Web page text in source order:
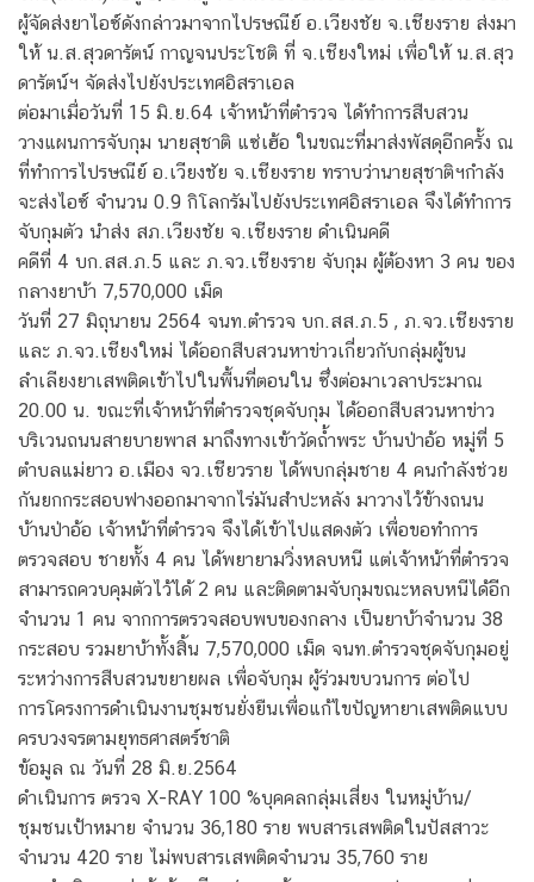
ผู้จัดส่งยาไอซ์ดังกล่าวมาจากไปรษณีย์ อ.เวียงชัย จ.เชียงราย ส่งมา
ให้ น.ส.สุวดารัตน์ กาญจนประโชติ ที่ จ.เชียงใหม่ เพื่อให้ น.ส.สุว
ดารัตน์ฯ จัดส่งไปยังประเทศอิสราเอล
ต่อมาเมื่อวันที่ 15 มิ.ย.64 เจ้าหน้าที่ตำรวจ ได้ทำการสืบสวน
วางแผนการจับกุม นายสุชาติ แซ่เฮ้อ ในขณะที่มาส่งพัสดุอีกครั้ง ณ
ที่ทำการไปรษณีย์ อ.เวียงชัย จ.เชียงราย ทราบว่านายสุชาติฯกำลัง
จะส่งไอซ์ จำนวน 0.9 กิโลกรัมไปยังประเทศอิสราเอล จึงได้ทำการ
จับกุมตัว นำส่ง สภ.เวียงชัย จ.เชียงราย ดำเนินคดี
คดีที่ 4 บก.สส.ภ.5 และ ภ.จว.เชียงราย จับกุม ผู้ต้องหา 3 คน ของ
กลางยาบ้า 7,570,000 เม็ด
วันที่ 27 มิถุนายน 2564 จนท.ตำรวจ บก.สส.ภ.5 , ภ.จว.เชียงราย
และ ภ.จว.เชียงใหม่ ได้ออกสืบสวนหาข่าวเกี่ยวกับกลุ่มผู้ขน
ลำเลียงยาเสพติดเข้าไปในพื้นที่ตอนใน ซึ่งต่อมาเวลาประมาณ
20.00 น. ขณะที่เจ้าหน้าที่ตำรวจชุดจับกุม ได้ออกสืบสวนหาข่าว
บริเวนถนนสายบายพาส มาถึงทางเข้าวัดถ้ำพระ บ้านป่าอ้อ หมู่ที่ 5
ตำบลแม่ยาว อ.เมือง จว.เชียวราย ได้พบกลุ่มชาย 4 คนกำลังช่วย
กันยกกระสอบฟางออกมาจากไร่มันสำปะหลัง มาวางไว้ข้างถนน
บ้านป่าอ้อ เจ้าหน้าที่ตำรวจ จึงได้เข้าไปแสดงตัว เพื่อขอทำการ
ตรวจสอบ ชายทั้ง 4 คน ได้พยายามวิ่งหลบหนี แต่เจ้าหน้าที่ตำรวจ
สามารถควบคุมตัวไว้ได้ 2 คน และติดตามจับกุมขณะหลบหนีได้อีก
จำนวน 1 คน จากการตรวจสอบพบของกลาง เป็นยาบ้าจำนวน 38
กระสอบ รวมยาบ้าทั้งสิ้น 7,570,000 เม็ด จนท.ตำรวจชุดจับกุมอยู่
ระหว่างการสืบสวนขยายผล เพื่อจับกุม ผู้ร่วมขบวนการ ต่อไป
การโครงการดำเนินงานชุมชนยั่งยืนเพื่อแก้ไขปัญหายาเสพติดแบบ
ครบวงจรตามยุทธศาสตร์ชาติ
ข้อมูล ณ วันที่ 28 มิ.ย.2564
ดำเนินการ ตรวจ X-RAY 100 %บุคคลกลุ่มเสี่ยง ในหมู่บ้าน/
ชุมชนเป้าหมาย จำนวน 36,180 ราย พบสารเสพติดในปัสสาวะ
จำนวน 420 ราย ไม่พบสารเสพติดจำนวน 35,760 ราย